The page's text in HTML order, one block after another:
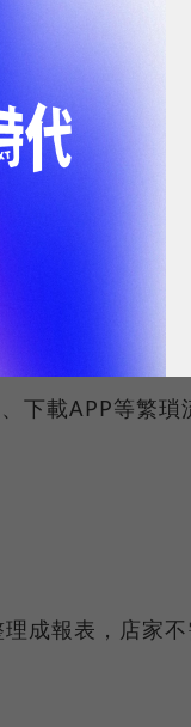
，Social Wifi就
下載APP等繁
成報表，店家